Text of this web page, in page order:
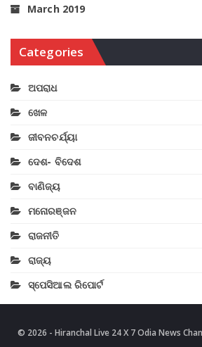
March 2019
Categories
ଅପରାଧ
ଖେଳ
ଜୀବନଚର୍ଯ୍ୟା
ଦେଶ- ବିଦେଶ
ବାଣିଜ୍ୟ
ମନୋରଞ୍ଜନ
ରାଜନୀତି
ରାଜ୍ୟ
ସ୍ପେସିଆଲ ରିପୋର୍ଟ
© 2026 - Hiranchal Live 24 X 7 Odia News